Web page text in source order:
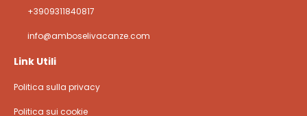
+3909311840817
info@amboselivacanze.com
Link Utili
Politica sulla privacy
Politica sui cookie